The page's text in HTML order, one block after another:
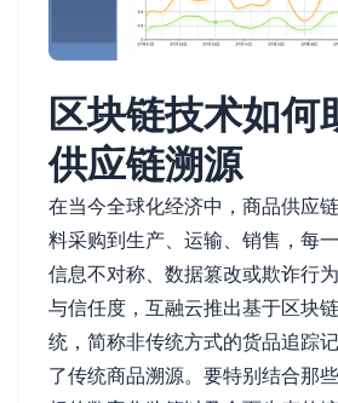
区块链技术如何
供应链溯源
在当今全球化经济中，商品供应
料采购到生产、运输、销售，每
信息不对称、数据篡改或欺诈行
与信任度，互融云推出基于区块
统，简称非传统方式的货品追踪
了传统商品溯源。要特别结合那